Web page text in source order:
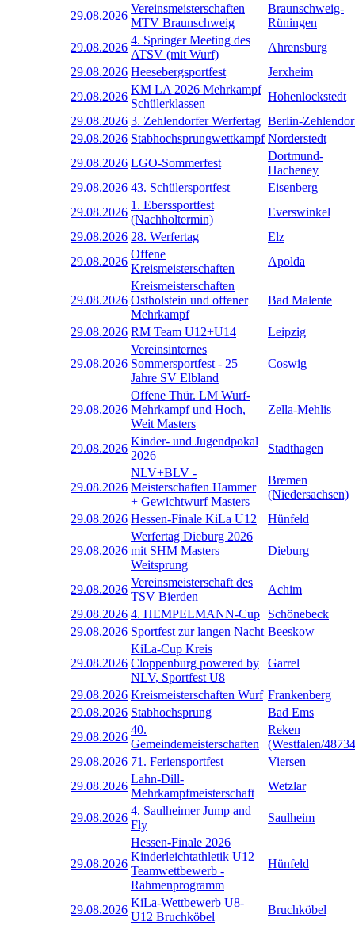
29.08.2026
Vereinsmeisterschaften
MTV Braunschweig
Braunschweig-
Rüningen
29.08.2026
4. Springer Meeting des
ATSV (mit Wurf)
Ahrensburg
29.08.2026 Heesebergsportfest
Jerxheim
29.08.2026
KM LA 2026 Mehrkampf
Schülerklassen
Hohenlockstedt
29.08.2026 3. Zehlendorfer Werfertag Berlin-
29.08.2026 Stabhochsprungwettkampf Norderstedt
29.08.2026 LGO-Sommerfest
Dortmund-
Hacheney
29.08.2026 43. Schülersportfest
Eisenberg
29.08.2026
1. Eberssportfest
(Nachholtermin)
Everswinkel
29.08.2026 28. Werfertag
Elz
29.08.2026
Offene
Kreismeisterschaften
Apolda
29.08.2026
Kreismeisterschaften
Ostholstein und offener
Mehrkampf
Bad Malente
29.08.2026 RM Team U12+U14 Leipzig
29.08.2026
Vereinsinternes
Sommersportfest - 25
Jahre SV Elbland
Coswig
29.08.2026
Offene Thür. LM Wurf-
Mehrkampf und Hoch,
Weit Masters
Zella-Mehlis
29.08.2026
Kinder- und Jugendpokal
2026
Stadthagen
29.08.2026
NLV+BLV -
Meisterschaften Hammer
+ Gewichtwurf Masters
Bremen
(Niedersachsen)
29.08.2026 Hessen-Finale KiLa U12 Hünfeld
29.08.2026
Werfertag Dieburg 2026
mit SHM Masters
Weitsprung
Dieburg
29.08.2026
Vereinsmeisterschaft des
TSV Bierden
Achim
29.08.2026 4. HEMPELMANN-Cup
Schönebeck
29.08.2026 Sportfest zur langen Nacht Beeskow
29.08.2026
KiLa-Cup Kreis
Cloppenburg powered by
NLV, Sportfest U8
Garrel
29.08.2026 Kreismeisterschaften Wurf Frankenberg
29.08.2026 Stabhochsprung
Bad Ems
29.08.2026
40.
Gemeindemeisterschaften
Reken
(Westfalen/
29.08.2026 71. Feriensportfest
Viersen
29.08.2026
Lahn-Dill-
Mehrkampfmeisterschaft
Wetzlar
29.08.2026
4. Saulheimer Jump and
Fly
Saulheim
29.08.2026
Hessen-Finale 2026
Kinderleichtathletik U12 –
Teamwettbewerb -
Rahmenprogramm
Hünfeld
29.08.2026
KiLa-Wettbewerb U8-
U12 Bruchköbel
Bruchköbel